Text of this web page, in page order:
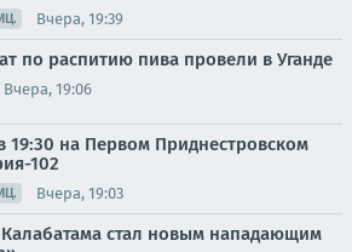
Вчера, 19:39
по распитию пива провели в Уганде
Вчера, 19:06
19:30 на Первом Приднестровском
102
Вчера, 19:03
стал новым нападающим